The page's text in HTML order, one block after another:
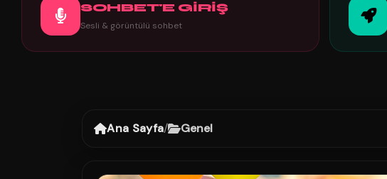
SOHBET'E GİRİŞ
Sesli & görüntülü sohbet
Ana Sayfa/ Genel